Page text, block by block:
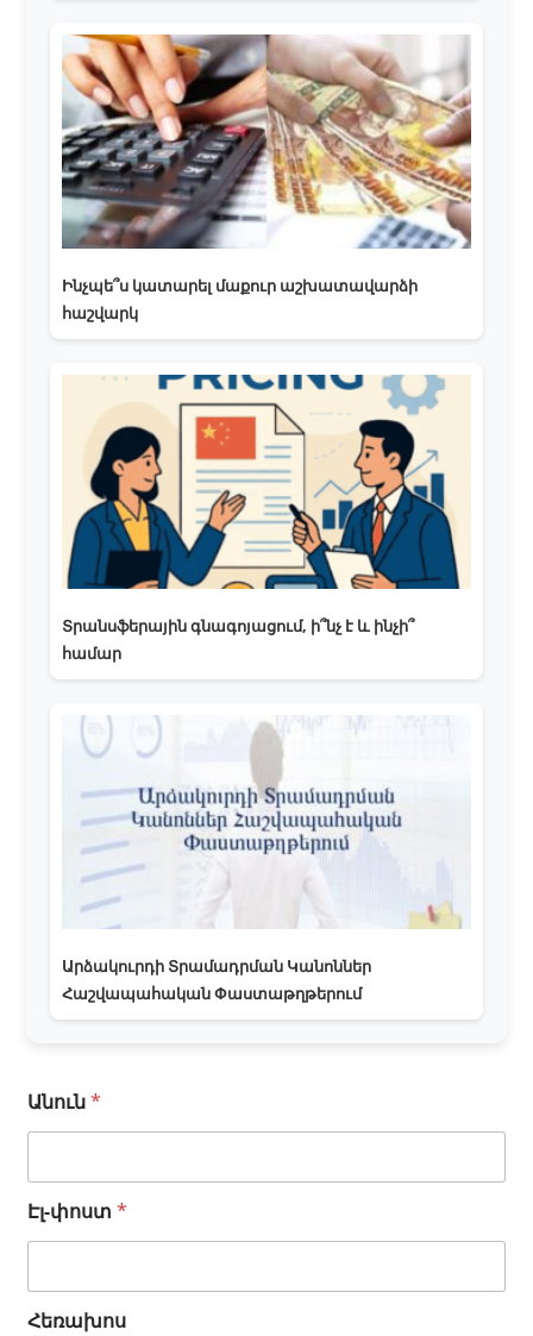
Ինչպե՞ս կատարել մաքուր աշխատավարձի
հաշվարկ
Տրանսֆերային գնագոյացում, ի՞նչ է և ինչի՞
համար
Արձակուրդի Տրամադրման Կանոններ
Հաշվապահական Փաստաթղթերում
Անուն*
Էլ-փոստ*
Հեռախոս